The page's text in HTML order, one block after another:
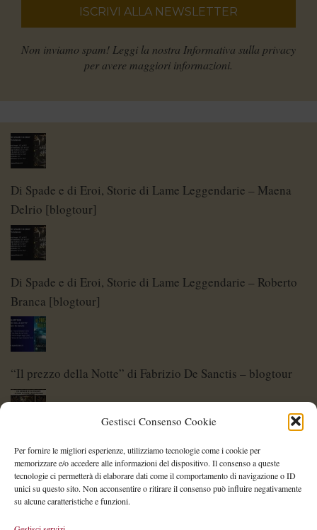
Gestisci Consenso Cookie
Per fornire le migliori esperienze, utilizziamo tecnologie come i cookie per
memorizzare e/o accedere alle informazioni del dispositivo. Il consenso a queste
tecnologie ci permetterà di elaborare dati come il comportamento di navigazione o ID
unici su questo sito. Non acconsentire o ritirare il consenso può influire negativamente
su alcune caratteristiche e funzioni.
Non inviamo spam! Leggi la nostra Informativa sulla privacy
per avere maggiori informazioni.
Di Spade e di Eroi, Storie di Lame Leggendarie – Maena
Delrio [blogtour]
Di Spade e di Eroi, Storie di Lame Leggendarie – Roberto
Branca [blogtour]
“Il prezzo della Notte” di Fabrizio De Sanctis – blogtour
Di Spade e di Eroi – Storie di Lame Leggendarie